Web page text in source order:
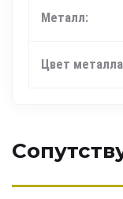
Металл:
Цвет